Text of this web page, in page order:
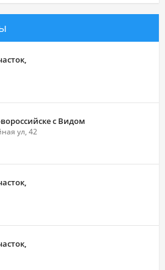
с Видом
ул, 42